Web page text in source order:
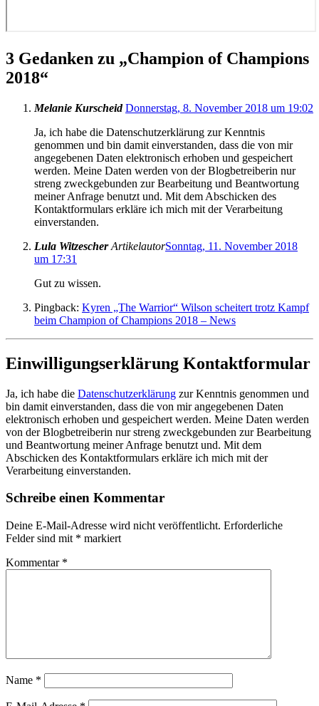
3 Gedanken zu „Champion of Champions
2018“
Melanie Kurscheid Donnerstag, 8. November 2018 um 19:02
Ja, ich habe die Datenschutzerklärung zur Kenntnis
genommen und bin damit einverstanden, dass die von mir
angegebenen Daten elektronisch erhoben und gespeichert
werden. Meine Daten werden von der Blogbetreiberin nur
streng zweckgebunden zur Bearbeitung und Beantwortung
meiner Anfrage benutzt und. Mit dem Abschicken des
Kontaktformulars erkläre ich mich mit der Verarbeitung
einverstanden.
Lula Witzescher ArtikelautorSonntag, 11. November 2018
um 17:31
Gut zu wissen.
Pingback: Kyren „The Warrior“ Wilson scheitert trotz Kampf
beim Champion of Champions 2018 – News
Einwilligungserklärung Kontaktformular
Ja, ich habe die Datenschutzerklärung zur Kenntnis genommen und
bin damit einverstanden, dass die von mir angegebenen Daten
elektronisch erhoben und gespeichert werden. Meine Daten werden
von der Blogbetreiberin nur streng zweckgebunden zur Bearbeitung
und Beantwortung meiner Anfrage benutzt und. Mit dem
Abschicken des Kontaktformulars erkläre ich mich mit der
Verarbeitung einverstanden.
Schreibe einen Kommentar
Deine E-Mail-Adresse wird nicht veröffentlicht. Erforderliche
Felder sind mit * markiert
Kommentar *
Name *